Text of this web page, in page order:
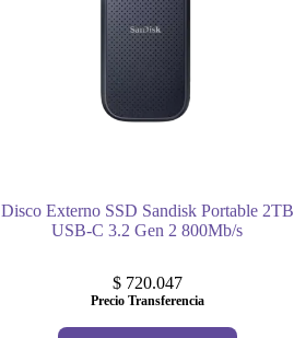
Disco Externo SSD Sandisk Portable 2TB
USB-C 3.2 Gen 2 800Mb/s
$720.047
Precio Transferencia